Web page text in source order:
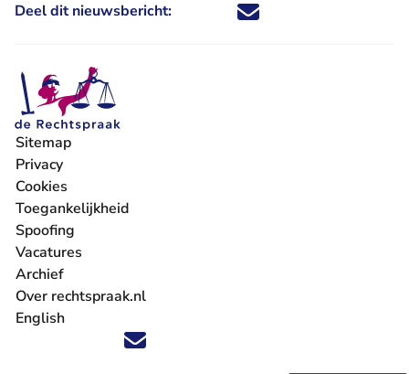
Deel dit nieuwsbericht: Deel dit nieuwsbericht via X -
Deel dit nieuwsbericht via
Deel dit nieuwsbericht
Deel dit
Volg ons op X (Twitter) - U verlaat Rechtspraak.nl
Volg ons op Facebook - U verlaat Rechtspraak.nl
Volg ons op Instagram - U verlaat Rechtspraak.nl
Volg ons op Youtube - U verlaat Rechtspraak.nl
Volg ons op LinkedIn - U verlaat
'Blijf op de hoogte' nieuwsbrief - U verlaat
Sitemap
Privacy
Cookies
Toegankelijkheid
Spoofing
Vacatures
- U verlaat Rechtspraak.nl
Archief
Over rechtspraak.nl
English